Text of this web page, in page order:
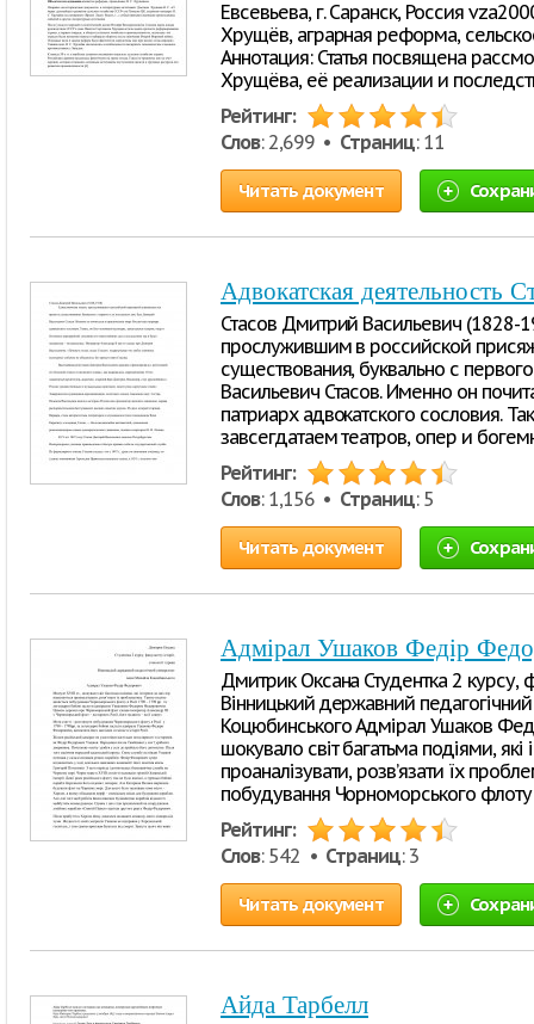
Евсевьева, г. Саранск, Россия
Хрущёв, аграрная реформа,
Аннотация: Статья посвящена
Хрущёва, её реализации и
Рейтинг:
Слов: 2,699 • Страниц: 11
Читать документ
Адвокатская деятельность
Стасов Дмитрий Васильевич (1828-
прослужившим в российской
существования, буквально с
Васильевич Стасов. Именно он
патриарх адвокатского сословия.
завсегдатаем театров, опер и
Рейтинг:
Слов: 1,156 • Страниц: 5
Читать документ
Адмірал Ушаков Федір
Дмитрик Оксана Студентка 2 курсу,
Вінницький державний
Коцюбинського Адмірал Ушаков
шокувало світ багатьма подіями,
проаналізувати, розв’язати їх
побудування Чорноморського
Рейтинг:
Слов: 542 • Страниц: 3
Читать документ
Айда Тарбелл